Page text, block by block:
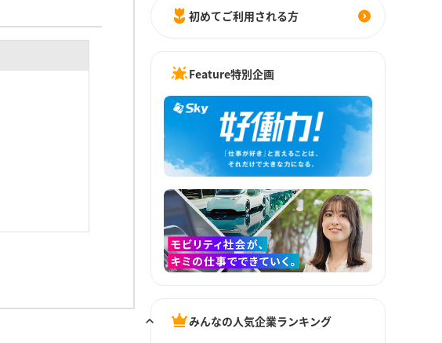
初めてご利用される方
Feature特別企画
みんなの人気企業ランキング